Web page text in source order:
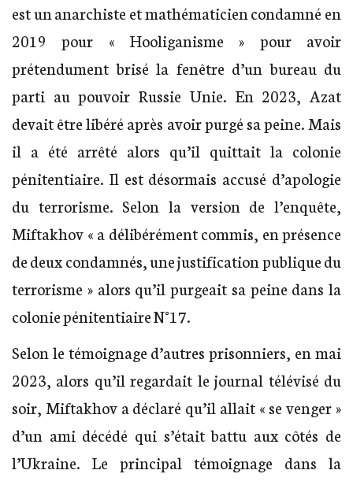
est un anarchiste et mathématicien condamné en
2019 pour « Hooliganisme » pour avoir
prétendument brisé la fenêtre d’un bureau du
parti au pouvoir Russie Unie. En 2023, Azat
devait être libéré après avoir purgé sa peine. Mais
il a été arrêté alors qu’il quittait la colonie
pénitentiaire. Il est désormais accusé d’apologie
du terrorisme. Selon la version de l’enquête,
Miftakhov « a délibérément commis, en présence
de deux condamnés, une justification publique du
terrorisme » alors qu’il purgeait sa peine dans la
colonie pénitentiaire N°17.
Selon le témoignage d’autres prisonniers, en mai
2023, alors qu’il regardait le journal télévisé du
soir, Miftakhov a déclaré qu’il allait « se venger »
d’un ami décédé qui s’était battu aux côtés de
l’Ukraine. Le principal témoignage dans la